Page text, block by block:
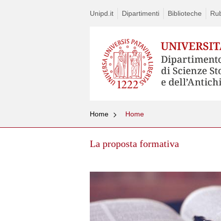
Unipd.it Dipartimenti Biblioteche
Home Home
La proposta formativa